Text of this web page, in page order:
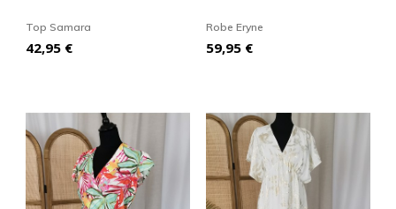
Top Samara
Prix
42,95 €
Robe Eryne
Prix
59,95 €